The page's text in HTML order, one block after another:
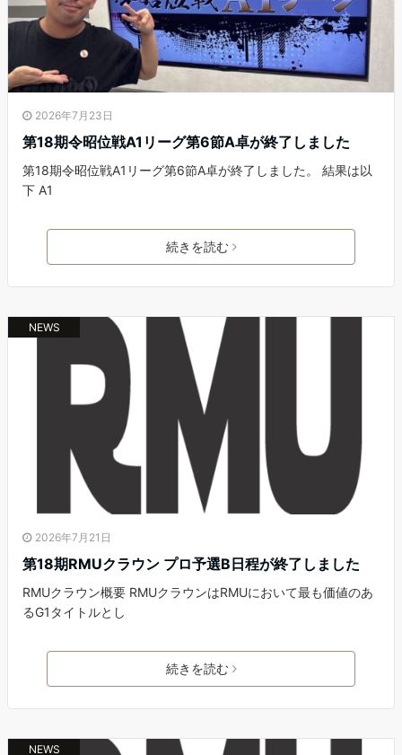
2026年7月23日
第18期令昭位戦A1リーグ第6節A卓が終了しました
第18期令昭位戦A1リーグ第6節A卓が終了しました。 結果は以
下 A1
続きを読む
NEWS
2026年7月21日
第18期RMUクラウン プロ予選B日程が終了しました
RMUクラウン概要 RMUクラウンはRMUにおいて最も価値のあ
るG1タイトルとし
続きを読む
NEWS